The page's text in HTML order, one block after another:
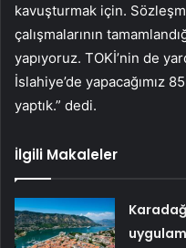
kavuşturmak için.
çalışmalarının
yapıyoruz. TOKİ’nin de
İslahiye’de yapacağımız
yaptık.” dedi.
İlgili Makaleler